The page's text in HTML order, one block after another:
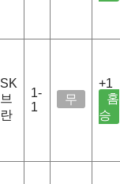
SK
브
란
1-
1
무
+1
홈
승